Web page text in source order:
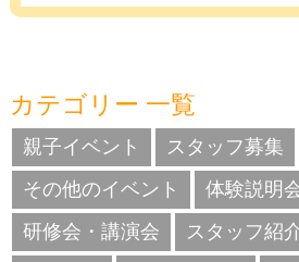
カテゴリー 一覧
親子イベント
スタッフ募集
その他のイベント
体験説明
研修会・講演会
スタッフ紹